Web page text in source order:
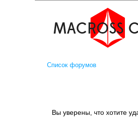
Список форумов
Вы уверены, что хотите